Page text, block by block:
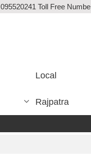
095520241 Toll Free
Local
Rajpatra